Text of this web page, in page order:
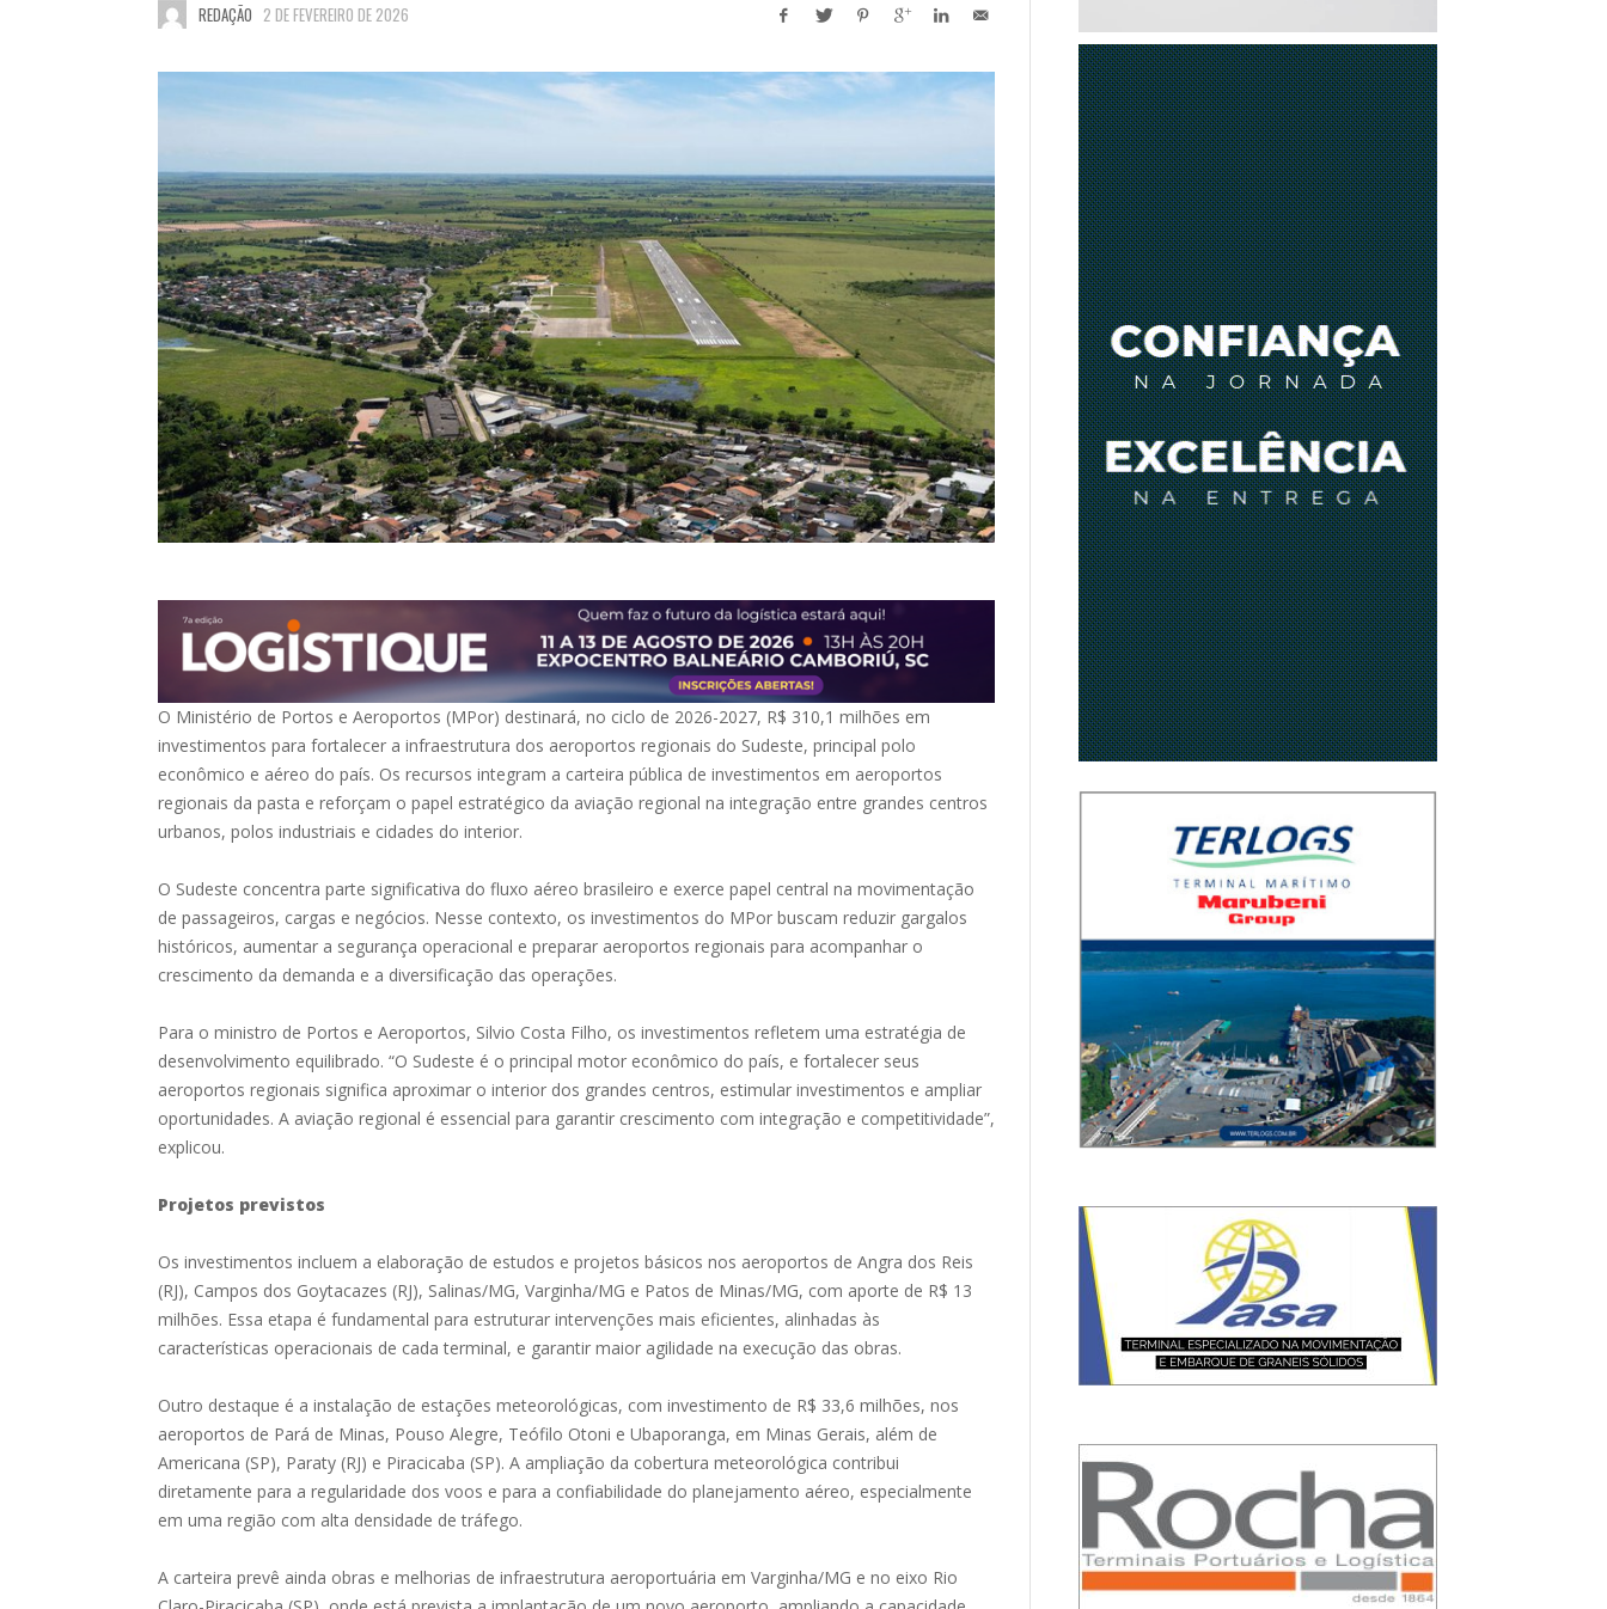
REDAÇÃO 2 DE FEVEREIRO DE 2026
O Ministério de Portos e Aeroportos (MPor) destinará, no ciclo de 2026-2027, R$ 310,1 milhões em
investimentos para fortalecer a infraestrutura dos aeroportos regionais do Sudeste, principal polo
econômico e aéreo do país. Os recursos integram a carteira pública de investimentos em aeroportos
regionais da pasta e reforçam o papel estratégico da aviação regional na integração entre grandes centros
urbanos, polos industriais e cidades do interior.
O Sudeste concentra parte significativa do fluxo aéreo brasileiro e exerce papel central na movimentação
de passageiros, cargas e negócios. Nesse contexto, os investimentos do MPor buscam reduzir gargalos
históricos, aumentar a segurança operacional e preparar aeroportos regionais para acompanhar o
crescimento da demanda e a diversificação das operações.
Para o ministro de Portos e Aeroportos, Silvio Costa Filho, os investimentos refletem uma estratégia de
desenvolvimento equilibrado. “O Sudeste é o principal motor econômico do país, e fortalecer seus
aeroportos regionais significa aproximar o interior dos grandes centros, estimular investimentos e ampliar
oportunidades. A aviação regional é essencial para garantir crescimento com integração e competitividade”,
explicou.
Projetos previstos
Os investimentos incluem a elaboração de estudos e projetos básicos nos aeroportos de Angra dos Reis
(RJ), Campos dos Goytacazes (RJ), Salinas/MG, Varginha/MG e Patos de Minas/MG, com aporte de R$ 13
milhões. Essa etapa é fundamental para estruturar intervenções mais eficientes, alinhadas às
características operacionais de cada terminal, e garantir maior agilidade na execução das obras.
Outro destaque é a instalação de estações meteorológicas, com investimento de R$ 33,6 milhões, nos
aeroportos de Pará de Minas, Pouso Alegre, Teófilo Otoni e Ubaporanga, em Minas Gerais, além de
Americana (SP), Paraty (RJ) e Piracicaba (SP). A ampliação da cobertura meteorológica contribui
diretamente para a regularidade dos voos e para a confiabilidade do planejamento aéreo, especialmente
em uma região com alta densidade de tráfego.
A carteira prevê ainda obras e melhorias de infraestrutura aeroportuária em Varginha/MG e no eixo Rio